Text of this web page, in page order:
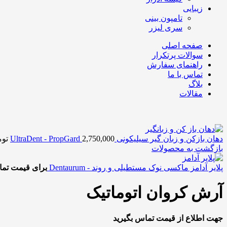
زیبایی
تامپون بینی
سری لیزر
صفحه اصلی
سوالات پرتکرار
راهنمای سفارش
تماس با ما
بلاگ
مقالات
دهان بازکن و زبان گیر سیلیکونی UltraDent - PropGard 2,750,000
بازگشت به محصولات
پلایر آدامز ماکسی نوک مستطیلی و روند - Dentaurum برای قیمت
آرش کروان اتوماتیک
جهت اطلاع از قیمت تماس بگیرید